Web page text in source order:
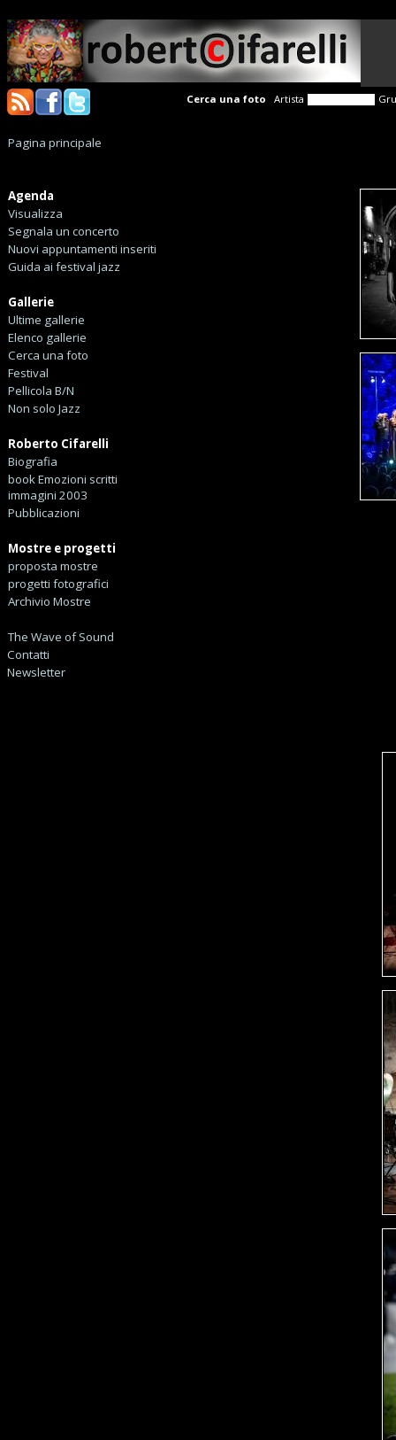
Cerca una foto Artista
Pagina principale
Agenda
Visualizza
Segnala un concerto
Nuovi appuntamenti inseriti
Guida ai festival jazz
Gallerie
Ultime gallerie
Elenco gallerie
Cerca una foto
Festival
Pellicola B/N
Non solo Jazz
Roberto Cifarelli
Biografia
book Emozioni scritti
immagini 2003
Pubblicazioni
Mostre e progetti
proposta mostre
progetti fotografici
Archivio Mostre
The Wave of Sound
Contatti
Newsletter